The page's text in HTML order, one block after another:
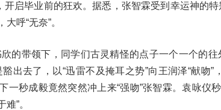
启毕业前的狂欢。据悉，张智霖受到幸运神的特
呼“无奈”。
欣的带领下，同学们古灵精怪的点子一个一个的
出去了，以“迅雷不及掩耳之势”向王润泽“献吻”
一秒成毅竟然突然冲上来“强吻”张智霖。袁咏仪
”。